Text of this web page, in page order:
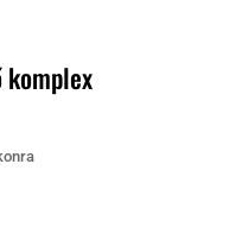
komplex